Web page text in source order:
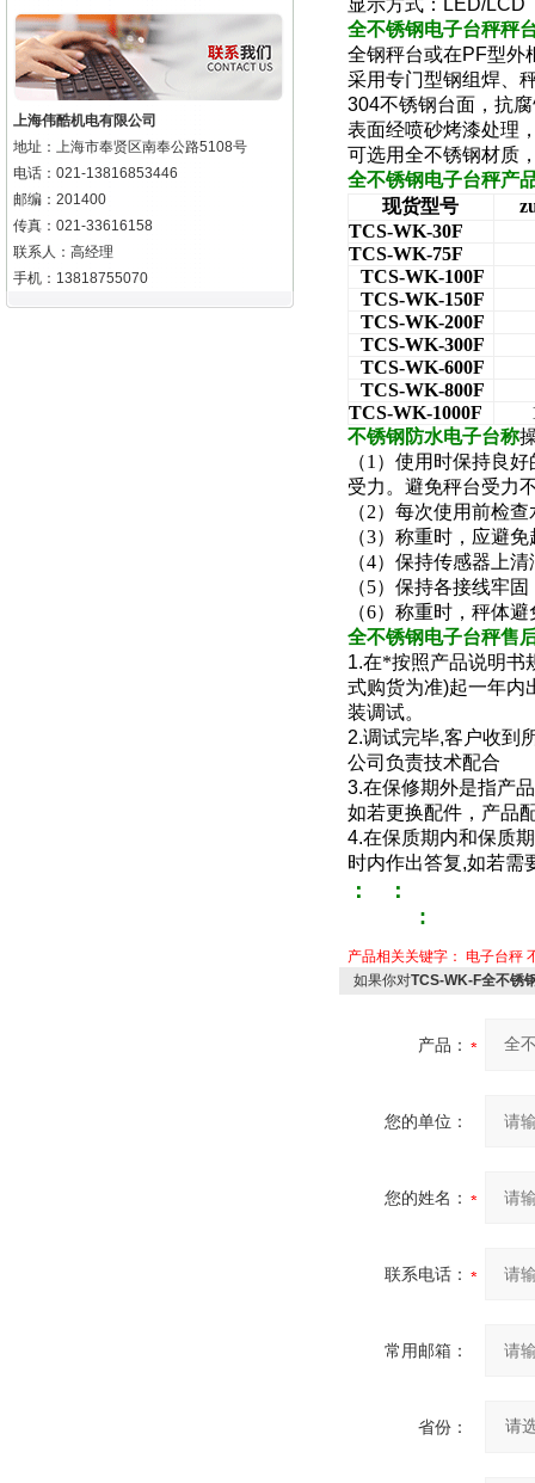
上海伟酷机电有限公司
地址：上海市奉贤区南奉公路5108号
电话：021-13816853446
邮编：201400
传真：021-33616158
联系人：高经理
手机：13818755070
显示方式： LED/LCD
全不锈钢电子台秤秤
全钢秤台或在PF型外
采用专门型钢组焊、
304不锈钢台面，抗
表面经喷砂烤漆处理
可选用全不锈钢材质
全不锈钢电子台秤产
现货型号
TCS-WK-30F
TCS-WK-75F
TCS-WK-100F
TCS-WK-150F
TCS-WK-200F
TCS-WK-300F
TCS-WK-600F
TCS-WK-800F
TCS-WK-1000F
不锈钢防水电子台称
（1）使用时保持良
受力。避免秤台受力
（2）每次使用前检
（3）称重时，应避
（4）保持传感器上
（5）保持各接线牢
（6）称重时，秤体
全不锈钢电子台秤售
1.在*按照产品说明书
式购货为准)起一年内
装调试。
2.调试完毕,客户收到
公司负责技术配合
3.在保修期外是指产
如若更换配件，产品
4.在保质期内和保质
时内作出答复,如若需
：
：
:
产品相关关键字： 电子台秤
如果你对TCS-WK-F全不锈
产品：
您的单位：
您的姓名：
联系电话：
常用邮箱：
省份：